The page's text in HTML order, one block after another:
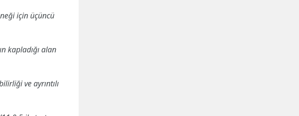
için üçüncü
kapladığı alan
ve ayrıntılı